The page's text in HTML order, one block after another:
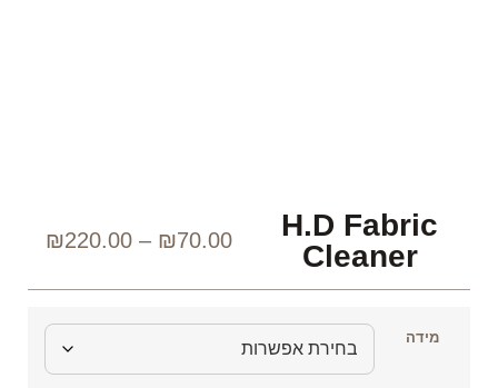
H.D Fabric
Cleaner
₪70.00
–
₪220.00
מידה